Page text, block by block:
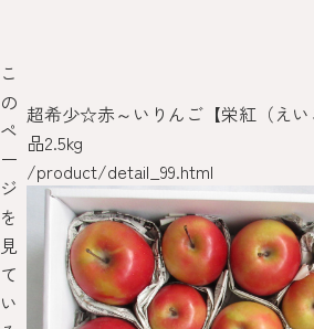
こ
の
ペ
ー
ジ
を
見
て
い
超希少☆赤～いりんご【栄紅（え
品2.5kg
/product/detail_99.html